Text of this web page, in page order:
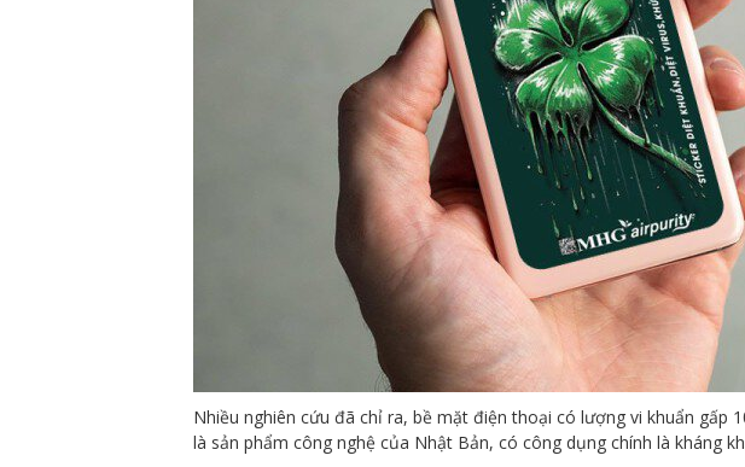
Nhiều nghiên cứu đã chỉ ra, bề mặt điện thoại có lượng vi khuẩn gấp
là sản phẩm công nghệ của Nhật Bản, có công dụng chính là kháng